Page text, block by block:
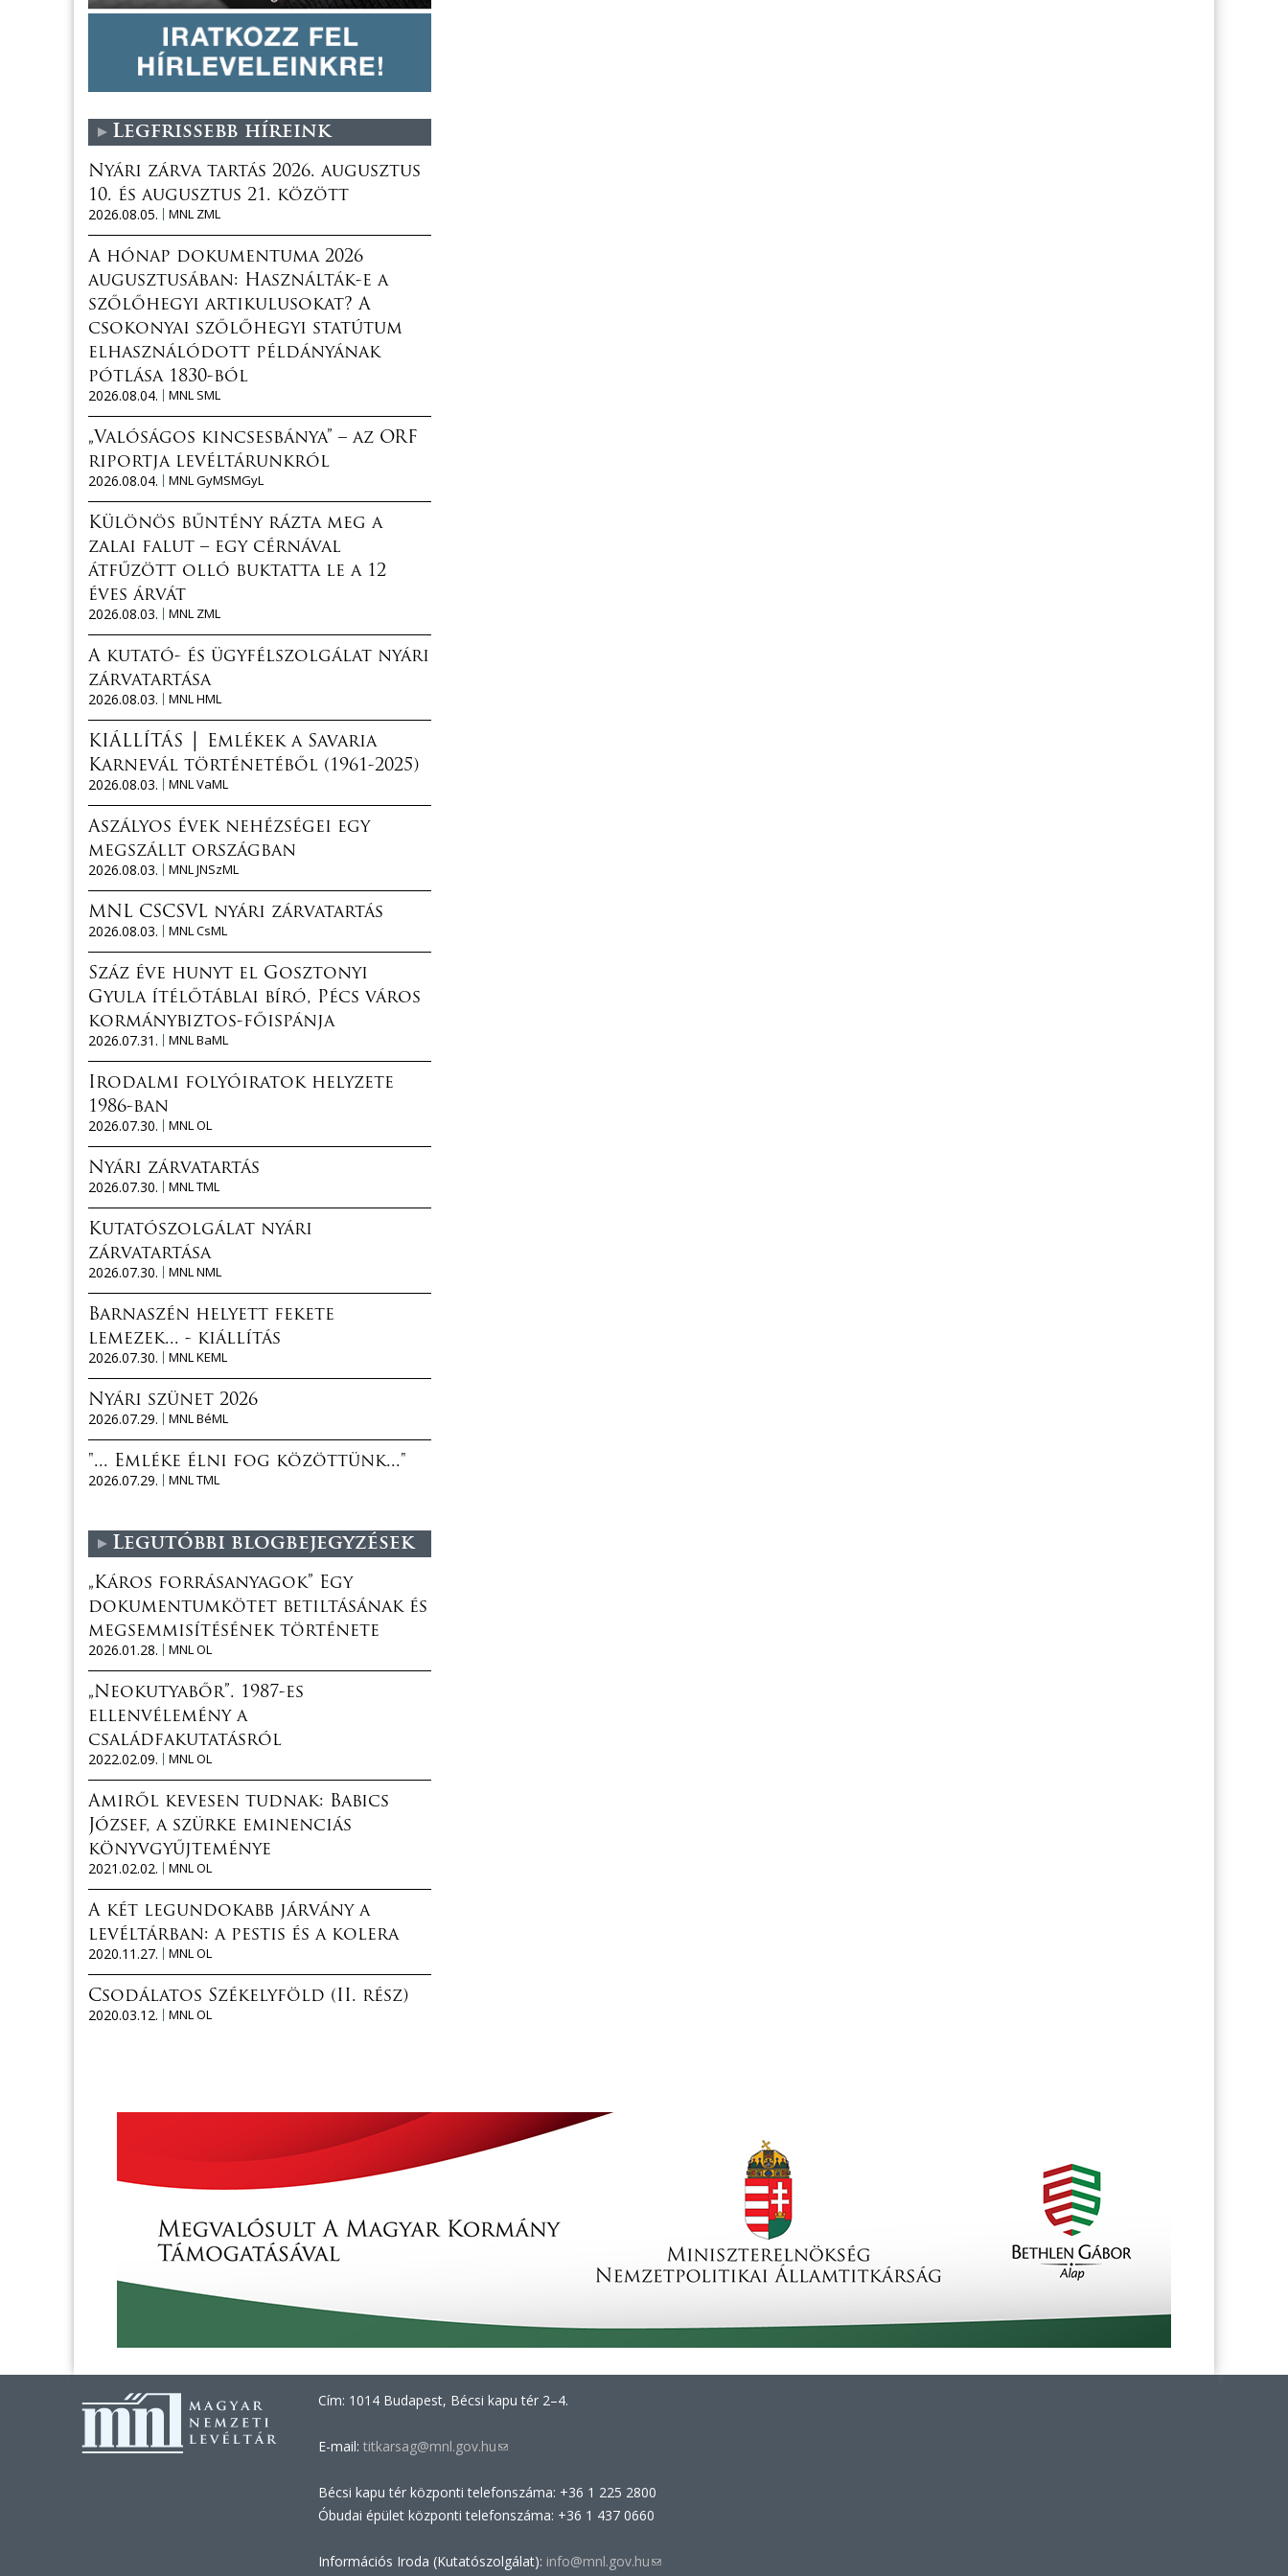
Legfrissebb híreink
Nyári zárva tartás 2026. augusztus
10. és augusztus 21. között
2026.08.05.
MNL ZML
A hónap dokumentuma 2026
augusztusában: Használták-e a
szőlőhegyi artikulusokat? A
csokonyai szőlőhegyi statútum
elhasználódott példányának
pótlása 1830-ból
2026.08.04.
MNL SML
„Valóságos kincsesbánya” – az ORF
riportja levéltárunkról
2026.08.04.
MNL GyMSMGyL
Különös bűntény rázta meg a
zalai falut – egy cérnával
átfűzött olló buktatta le a 12
éves árvát
2026.08.03.
MNL ZML
A kutató- és ügyfélszolgálat nyári
zárvatartása
2026.08.03.
MNL HML
KIÁLLÍTÁS │ Emlékek a Savaria
Karnevál történetéből (1961-2025)
2026.08.03.
MNL VaML
Aszályos évek nehézségei egy
megszállt országban
2026.08.03.
MNL JNSzML
MNL CSCSVL nyári zárvatartás
2026.08.03.
MNL CsML
Száz éve hunyt el Gosztonyi
Gyula ítélőtáblai bíró, Pécs város
kormánybiztos-főispánja
2026.07.31.
MNL BaML
Irodalmi folyóiratok helyzete
1986-ban
2026.07.30.
MNL OL
Nyári zárvatartás
2026.07.30.
MNL TML
Kutatószolgálat nyári
zárvatartása
2026.07.30.
MNL NML
Barnaszén helyett fekete
lemezek... - kiállítás
2026.07.30.
MNL KEML
Nyári szünet 2026
2026.07.29.
MNL BéML
"... Emléke élni fog közöttünk..."
2026.07.29.
MNL TML
Legutóbbi blogbejegyzések
„Káros forrásanyagok” Egy
dokumentumkötet betiltásának és
megsemmisítésének története
2026.01.28.
MNL OL
„Neokutyabőr”. 1987-es
ellenvélemény a
családfakutatásról
2022.02.09.
MNL OL
Amiről kevesen tudnak: Babics
József, a szürke eminenciás
könyvgyűjteménye
2021.02.02.
MNL OL
A két legundokabb járvány a
levéltárban: a pestis és a kolera
2020.11.27.
MNL OL
Csodálatos Székelyföld (II. rész)
2020.03.12.
MNL OL
Cím: 1014 Budapest, Bécsi kapu tér 2–4.
E-mail: titkarsag@mnl.gov.hu(link
e-
mail)
Bécsi kapu tér központi telefonszáma: +36 1 225 2800
Óbudai épület központi telefonszáma: +36 1 437 0660
Információs Iroda (Kutatószolgálat): info@mnl.gov.hu(link